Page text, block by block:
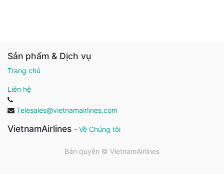
Sản phẩm & Dịch vụ
Trang chủ
Liên hệ
Telesales@vietnamairlines.com
VietnamAirlines - Về Chúng tôi
Bản quyền © VietnamAirlines